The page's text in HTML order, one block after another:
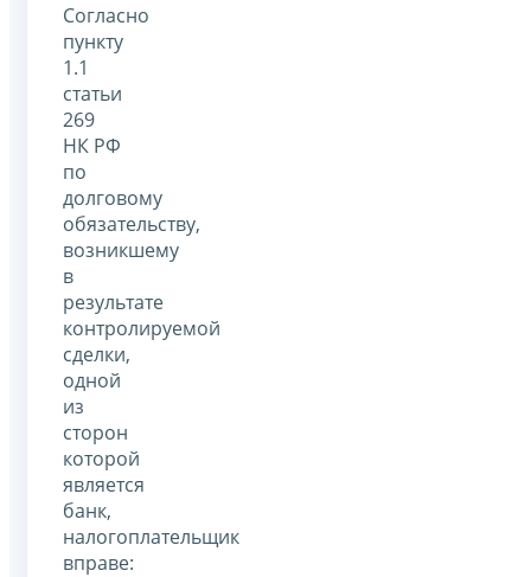
Согласно
пункту
1.1
статьи
269
НК РФ
по
долговому
обязательству,
возникшему
в
результате
контролируемой
сделки,
одной
из
сторон
которой
является
банк,
налогоплательщик
вправе: